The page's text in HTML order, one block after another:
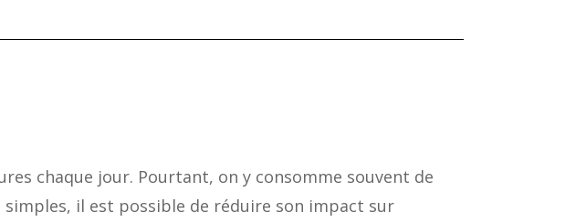
chaque jour. Pourtant, on y consomme souvent de
il est possible de réduire son impact sur